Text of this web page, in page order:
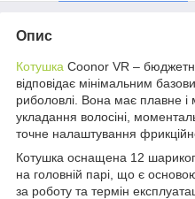
Опис
Котушка Coonor VR –
відповідає мінімальним
риболовлі. Вона має плавне і
укладання волосіні,
точне налаштування
Котушка оснащена 12
на головній парі, що є
за роботу та термін